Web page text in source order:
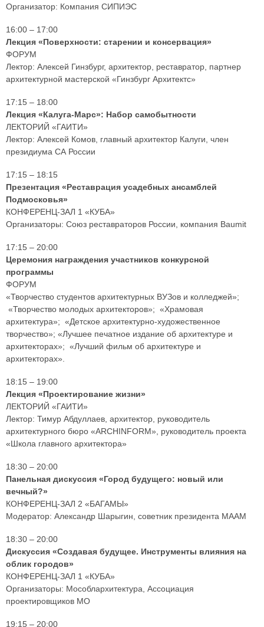
Организатор: Компания СИПИЭС
16:00 – 17:00
Лекция «Поверхности: старении и консервация»
ФОРУМ
Лектор: Алексей Гинзбург, архитектор, реставратор, партнер
архитектурной мастерской «Гинзбург Архитектс»
17:15 – 18:00
Лекция «Калуга-Марс»: Набор самобытности
ЛЕКТОРИЙ «ГАИТИ»
Лектор: Алексей Комов, главный архитектор Калуги, член
президиума СА России
17:15 – 18:15
Презентация «Реставрация усадебных ансамблей
Подмосковья»
КОНФЕРЕНЦ-ЗАЛ 1 «КУБА»
Организаторы: Союз реставраторов России, компания Baumit
17:15 – 20:00
Церемония награждения участников конкурсной
программы
ФОРУМ
«Творчество студентов архитектурных ВУЗов и колледжей»;
«Творчество молодых архитекторов»; «Храмовая
архитектура»; «Детское архитектурно-художественное
творчество»; «Лучшее печатное издание об архитектуре и
архитекторах»; «Лучший фильм об архитектуре и
архитекторах».
18:15 – 19:00
Лекция «Проектирование жизни»
ЛЕКТОРИЙ «ГАИТИ»
Лектор: Тимур Абдуллаев, архитектор, руководитель
архитектурного бюро «ARCHINFORM», руководитель проекта
«Школа главного архитектора»
18:30 – 20:00
Панельная дискуссия «Город будущего: новый или
вечный?»
КОНФЕРЕНЦ-ЗАЛ 2 «БАГАМЫ»
Модератор: Александр Шарыгин, советник президента МААМ
18:30 – 20:00
Дискуссия «Создавая будущее. Инструменты влияния на
облик городов»
КОНФЕРЕНЦ-ЗАЛ 1 «КУБА»
Организаторы: Мособлархитектура, Ассоциация
проектировщиков МО
19:15 – 20:00